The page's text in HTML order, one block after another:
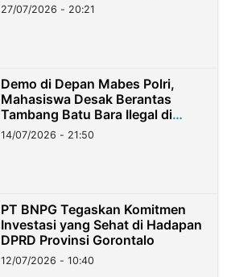
Stockpile
27/07/2026 - 20:21
Demo di Depan Mabes Polri,
Mahasiswa Desak Berantas
Tambang Batu Bara Ilegal di
Lampung
14/07/2026 - 21:50
PT BNPG Tegaskan Komitmen
Investasi yang Sehat di Hadapan
DPRD Provinsi Gorontalo
12/07/2026 - 10:40